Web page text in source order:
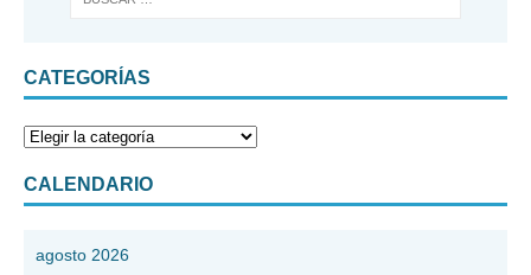
CATEGORÍAS
CALENDARIO
agosto 2026